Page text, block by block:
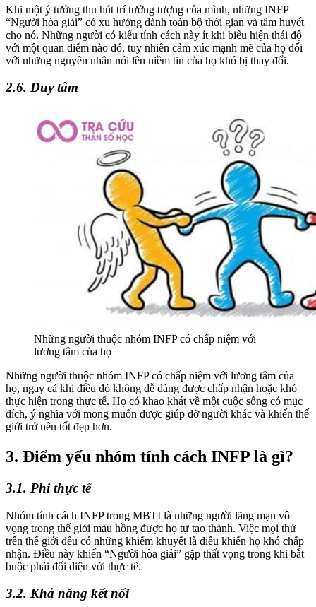
Khi một ý tưởng thu hút trí tưởng tượng của mình, những INFP –
“Người hòa giải” có xu hướng dành toàn bộ thời gian và tâm huyết
cho nó. Những người có kiểu tính cách này ít khi biểu hiện thái độ
với một quan điểm nào đó, tuy nhiên cảm xúc mạnh mẽ của họ đối
với những nguyên nhân nói lên niềm tin của họ khó bị thay đổi.
2.6. Duy tâm
Những người thuộc nhóm INFP có chấp niệm với
lương tâm của họ
Những người thuộc nhóm INFP có chấp niệm với lương tâm của
họ, ngay cả khi điều đó không dễ dàng được chấp nhận hoặc khó
thực hiện trong thực tế. Họ có khao khát về một cuộc sống có mục
đích, ý nghĩa với mong muốn được giúp đỡ người khác và khiến thế
giới trở nên tốt đẹp hơn.
3. Điểm yếu nhóm tính cách INFP là gì?
3.1. Phi thực tế
Nhóm tính cách INFP trong MBTI là những người lãng mạn vô
vọng trong thế giới màu hồng được họ tự tạo thành. Việc mọi thứ
trên thế giới đều có những khiếm khuyết là điều khiến họ khó chấp
nhận. Điều này khiến “Người hòa giải” gặp thất vọng trong khi bắt
buộc phải đối diện với thực tế.
3.2. Khả năng kết nối